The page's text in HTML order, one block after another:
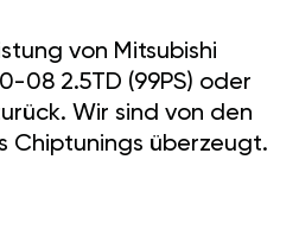
von Mitsubishi
08 2.5TD (99PS) oder
Wir sind von den
Chiptunings überzeugt.